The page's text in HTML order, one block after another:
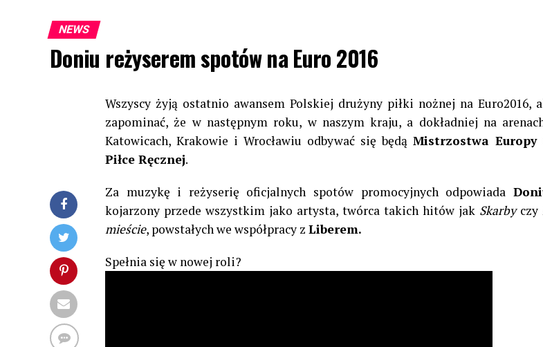
NEWS
Doniu reżyserem spotów na Euro 2016
Wszyscy żyją ostatnio awansem Polskiej drużyny piłki nożnej na Euro2016,
zapominać, że w następnym roku, w naszym kraju, a dokładniej na
Katowicach, Krakowie i Wrocławiu odbywać się będą Mistrzostwa Europy
Piłce Ręcznej.
Za muzykę i reżyserię oficjalnych spotów promocyjnych odpowiada
kojarzony przede wszystkim jako artysta, twórca takich hitów jak Skarbyczy
mieście, powstałych we współpracy z Liberem.
Spełnia się w nowej roli?